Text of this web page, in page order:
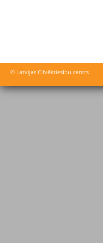
© Latvijas Cilvēktiesību centrs